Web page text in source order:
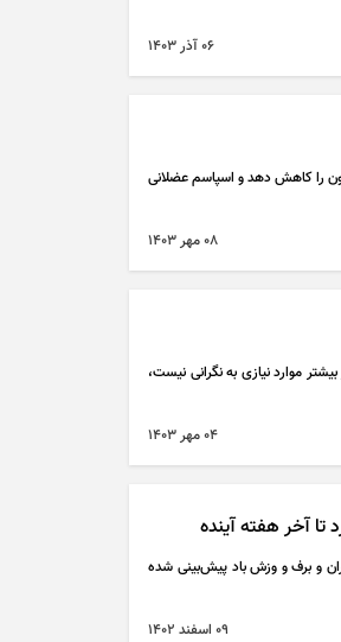
۰۶ آذر ۱۴۰۳
را کاهش دهد و اسپاسم عضلانی
۰۸ مهر ۱۴۰۳
موارد نیازی به نگرانی نیست،
۰۴ مهر ۱۴۰۳
و برف و وزش باد پیش‌بینی شده
۰۹ اسفند ۱۴۰۲